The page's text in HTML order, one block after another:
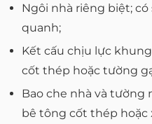
Ngôi nhà riêng biệt; có
quanh;
Kết cấu chịu lực
cốt thép hoặc tường
Bao che nhà và tường
bê tông cốt thép hoặc